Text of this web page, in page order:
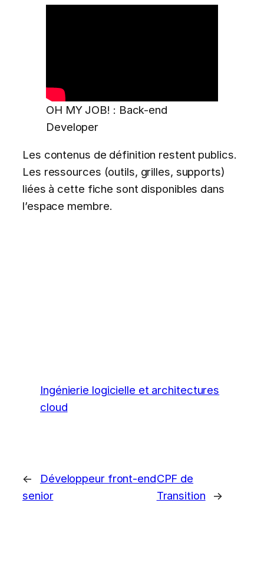
OH MY JOB! : Back-end
Developer
Les contenus de définition restent publics.
Les ressources (outils, grilles, supports)
liées à cette fiche sont disponibles dans
l’espace membre.
Ingénierie logicielle et architectures
cloud
←
Développeur front-end
senior
CPF de
Transition
→